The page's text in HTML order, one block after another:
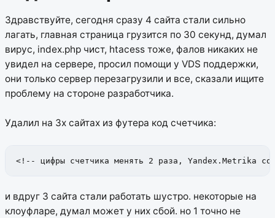
Здравствуйте, сегодня сразу 4 сайта стали сильно
лагать, главная страница грузится по 30 секунд, думал
вирус, index.php чист, htacess тоже, фалов никаких не
увидел на сервере, просил помощи у VDS поддержки,
они только сервер перезагрузили и все, сказали ищите
проблему на стороне разработчика.
Удалил на 3х сайтах из футера код счетчика:
<!-- цифры счетчика менять 2 раза,
и вдруг 3 сайта стали работать шустро. некоторые на
клоуфларе, думал может у них сбой. но 1 точно не